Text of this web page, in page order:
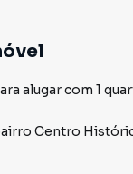
alugar com 1
Centro